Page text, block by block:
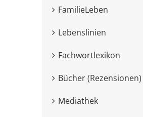
FamilieLeben
Lebenslinien
Fachwortlexikon
Bücher (Rezensionen)
Mediathek